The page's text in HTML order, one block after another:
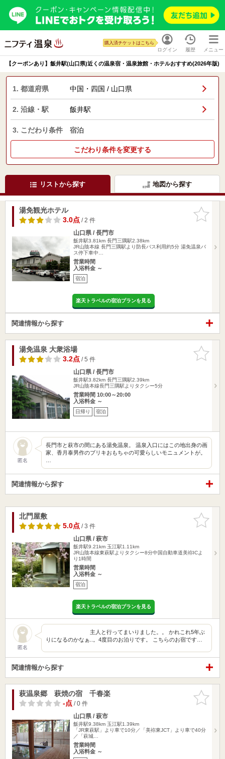
ログイン
購入済チケットはこちら
履歴 メニュー
【クーポンあり】飯井駅(山口県)近くの温泉宿・温泉旅館・ホテルおすすめ(2026年版)
1. 都道府県 中国・四国 / 山口県
2. 沿線・駅 飯井駅
3. こだわり条件 宿泊
こだわり条件を変更する
リストから探す 地図から探す
お気に入
りに追加
湯免観光ホテル
3.0点/ 2 件
山口県 / 長門市
飯井駅3.81km 長門三隅駅2.38km
JR山陰本線 長門三隅駅より防長バス利用約5分 湯免温泉バ
ス停下車中…
営業時間
入浴料金 ～
宿泊
楽天トラベルの宿泊プランを見る
関連情報から探す
お気に入
りに追加
湯免温泉 大衆浴場
3.2点/ 5 件
山口県 / 長門市
飯井駅3.82km 長門三隅駅2.39km
JR山陰本線長門三隅駅よりタクシー5分
営業時間 10:00～20:00
入浴料金 ～
日帰り 宿泊
匿名
長門市と萩市の間にある湯免温泉。 温泉入口にはこの地出身の画
家、香月泰男作のブリキおもちゃの可愛らしいモニュメントが。
関連情報から探す
お気に入
りに追加
北門屋敷
5.0点/ 3 件
山口県 / 萩市
飯井駅9.21km 玉江駅1.11km
JR山陰本線東萩駅よりタクシー8分中国自動車道美祢ICよ
り1時間
営業時間
入浴料金 ～
宿泊
楽天トラベルの宿泊プランを見る
匿名
主人と行ってまいりました。。 かれこれ5年ぶ
りになるのかなぁ..。4度目のお泊りです。 こちらのお宿です…
関連情報から探す
お気に入
りに追加
萩温泉郷 萩焼の宿 千春楽
-点/ 0 件
山口県 / 萩市
飯井駅9.38km 玉江駅1.39km
「JR東萩駅」より車で10分／「美祢東JCT」より車で40分
／「萩城…
営業時間
入浴料金 ～